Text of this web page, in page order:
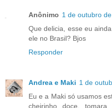
Anônimo 1 de outubro
Que delicia, esse eu
ele no Brasil? Bjos
Responder
Andrea e Maki 1 de
Eu e a Maki só usamos
cheirinho doce,